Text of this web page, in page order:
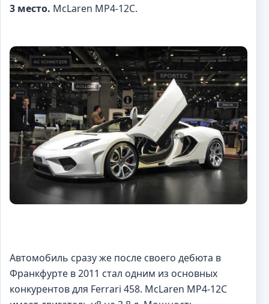
3 место. McLaren MP4-12C.
Автомобиль сразу же после своего дебюта в
Франкфурте в 2011 стал одним из основных
конкурентов для Ferrari 458. McLaren MP4-12C